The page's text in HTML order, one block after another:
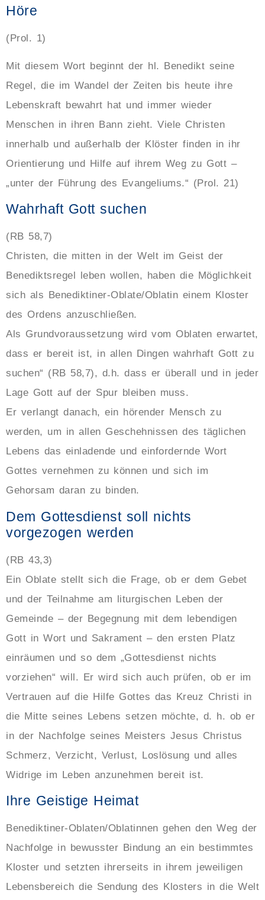
Höre
(Prol. 1)
Mit diesem Wort beginnt der hl. Benedikt seine
Regel, die im Wandel der Zeiten bis heute ihre
Lebenskraft bewahrt hat und immer wieder
Menschen in ihren Bann zieht. Viele Christen
innerhalb und außerhalb der Klöster finden in ihr
Orientierung und Hilfe auf ihrem Weg zu Gott –
„unter der Führung des Evangeliums.“ (Prol. 21)
Wahrhaft Gott suchen
(RB 58,7)
Christen, die mitten in der Welt im Geist der
Benediktsregel leben wollen, haben die Möglichkeit
sich als Benediktiner-Oblate/Oblatin einem Kloster
des Ordens anzuschließen.
Als Grundvoraussetzung wird vom Oblaten erwartet,
dass er bereit ist, in allen Dingen wahrhaft Gott zu
suchen“ (RB 58,7), d.h. dass er überall und in jeder
Lage Gott auf der Spur bleiben muss.
Er verlangt danach, ein hörender Mensch zu
werden, um in allen Geschehnissen des täglichen
Lebens das einladende und einfordernde Wort
Gottes vernehmen zu können und sich im
Gehorsam daran zu binden.
Dem Gottesdienst soll nichts
vorgezogen werden
(RB 43,3)
Ein Oblate stellt sich die Frage, ob er dem Gebet
und der Teilnahme am liturgischen Leben der
Gemeinde – der Begegnung mit dem lebendigen
Gott in Wort und Sakrament – den ersten Platz
einräumen und so dem „Gottesdienst nichts
vorziehen“ will. Er wird sich auch prüfen, ob er im
Vertrauen auf die Hilfe Gottes das Kreuz Christi in
die Mitte seines Lebens setzen möchte, d. h. ob er
in der Nachfolge seines Meisters Jesus Christus
Schmerz, Verzicht, Verlust, Loslösung und alles
Widrige im Leben anzunehmen bereit ist.
Ihre Geistige Heimat
Benediktiner-Oblaten/Oblatinnen gehen den Weg der
Nachfolge in bewusster Bindung an ein bestimmtes
Kloster und setzten ihrerseits in ihrem jeweiligen
Lebensbereich die Sendung des Klosters in die Welt